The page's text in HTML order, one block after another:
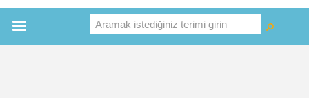
Ara
Ara